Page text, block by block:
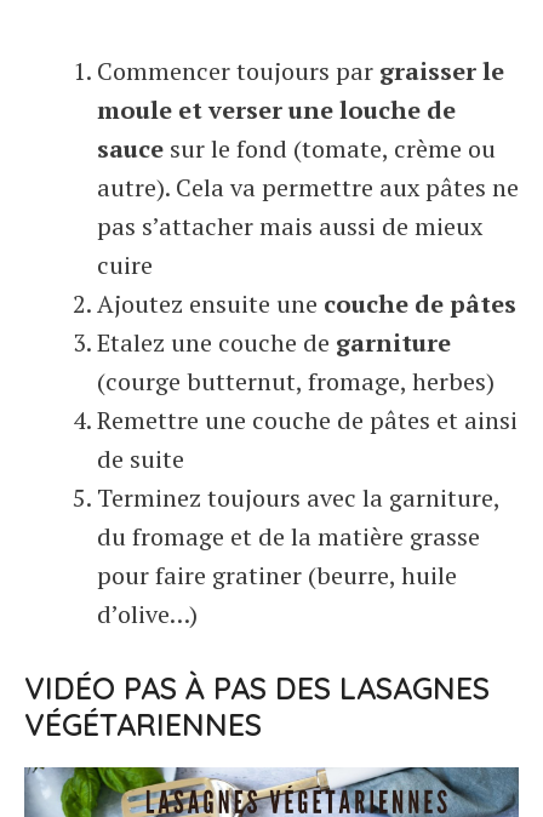
Commencer toujours par graisser le
moule et verser une louche de
sauce sur le fond (tomate, crème ou
autre). Cela va permettre aux pâtes ne
pas s’attacher mais aussi de mieux
cuire
Ajoutez ensuite une couche de pâtes
Etalez une couche de garniture
(courge butternut, fromage, herbes)
Remettre une couche de pâtes et ainsi
de suite
Terminez toujours avec la garniture,
du fromage et de la matière grasse
pour faire gratiner (beurre, huile
d’olive…)
VIDÉO PAS À PAS DES LASAGNES
VÉGÉTARIENNES